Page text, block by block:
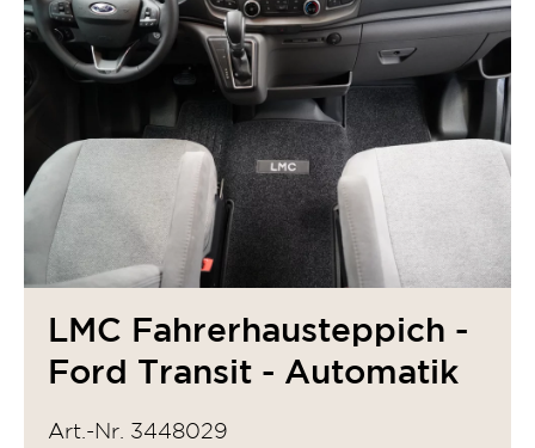
LMC Fahrerhausteppich -
Ford Transit - Automatik
Art.-Nr. 3448029